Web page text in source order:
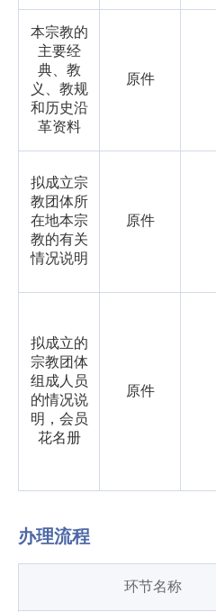
本宗教的
主要经
典、教
义、教规
和历史沿
革资料
原件
拟成立宗
教团体所
在地本宗
教的有关
情况说明
原件
拟成立的
宗教团体
组成人员
的情况说
明，会员
花名册
原件
办理流程
环节名称